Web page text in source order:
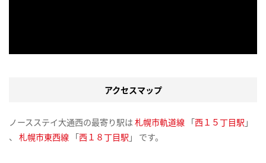
アクセスマップ
ノースステイ大通西の最寄り駅は 札幌市軌道線 「西１５丁目駅 」
、 札幌市東西線 「西１８丁目駅 」 です。